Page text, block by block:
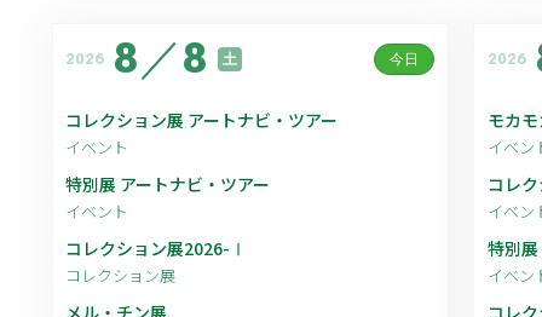
2026 8／8 土 今日
コレクション展 アートナビ・ツアー
イベント
特別展 アートナビ・ツアー
イベント
コレクション展2026-Ⅰ
コレクション展
2026
モカ
イベン
コレ
イベン
特別
イベン